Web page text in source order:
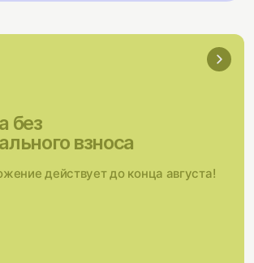
без
взноса
действует до конца августа!